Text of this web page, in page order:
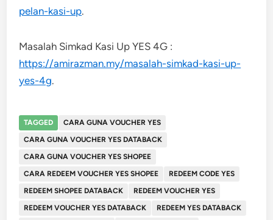
pelan-kasi-up.
Masalah Simkad Kasi Up YES 4G :
https://amirazman.my/masalah-simkad-kasi-up-
yes-4g.
TAGGED
CARA GUNA VOUCHER YES
CARA GUNA VOUCHER YES DATABACK
CARA GUNA VOUCHER YES SHOPEE
CARA REDEEM VOUCHER YES SHOPEE
REDEEM CODE YES
REDEEM SHOPEE DATABACK
REDEEM VOUCHER YES
REDEEM VOUCHER YES DATABACK
REDEEM YES DATABACK